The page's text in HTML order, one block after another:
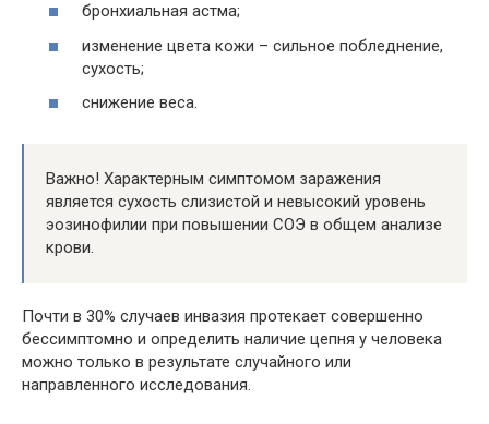
бронхиальная астма;
изменение цвета кожи – сильное побледнение,
сухость;
снижение веса.
Важно! Характерным симптомом заражения
является сухость слизистой и невысокий уровень
эозинофилии при повышении СОЭ в общем анализе
крови.
Почти в 30% случаев инвазия протекает совершенно
бессимптомно и определить наличие цепня у человека
можно только в результате случайного или
направленного исследования.